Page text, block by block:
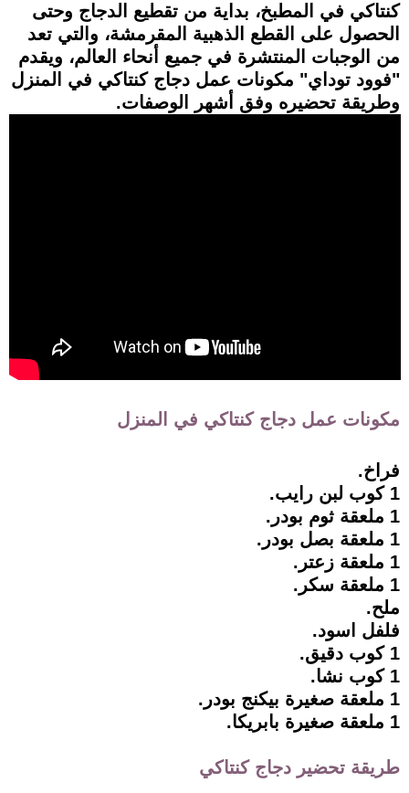
كنتاكي في المطبخ، بداية من تقطيع الدجاج وحتى
الحصول على القطع الذهبية المقرمشة، والتي تعد
من الوجبات المنتشرة في جميع أنحاء العالم، ويقدم
"فوود توداي" مكونات عمل دجاج كنتاكي في المنزل
وطريقة تحضيره وفق أشهر الوصفات.
مكونات عمل دجاج كنتاكي في المنزل
فراخ.
1 كوب لبن رايب.
1 ملعقة ثوم بودر.
1 ملعقة بصل بودر.
1 ملعقة زعتر.
1 ملعقة سكر.
ملح.
فلفل اسود.
1 كوب دقيق.
1 كوب نشا.
1 ملعقة صغيرة بيكنج بودر.
1 ملعقة صغيرة بابريكا.
طريقة تحضير دجاج كنتاكي